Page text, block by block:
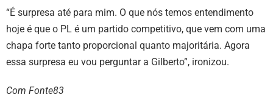
“É surpresa até para mim. O que nós temos entendimento
hoje é que o PL é um partido competitivo, que vem com uma
chapa forte tanto proporcional quanto majoritária. Agora
essa surpresa eu vou perguntar a Gilberto”, ironizou.
Com Fonte83